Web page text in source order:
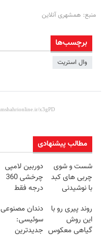
منبع: همشهری آنلاین
برچسب‌ها
وال استریت
مطالب پیشنهادی
شست و شوی
چربی های کبد
با نوشیدنی
دوربین لامپی
چرخشی 360
درجه فقط
🔥 پرداخت
درب منزل
روند پیری رو با
این روش
گیاهی معکوس
دندان مصنوعی
سوئیسی:
جدیدترین